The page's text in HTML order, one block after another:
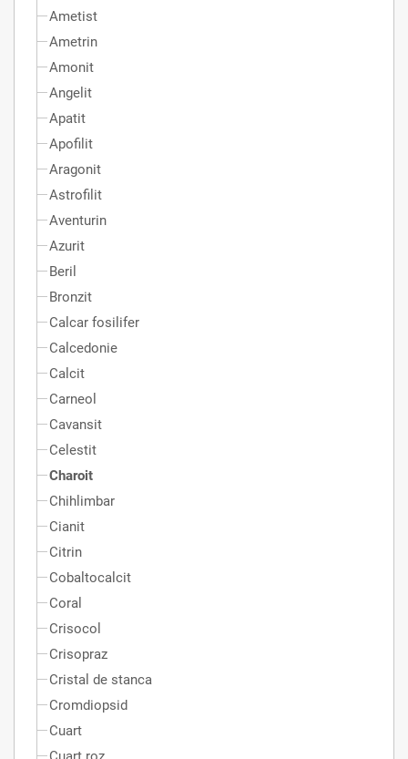
Ametist
Ametrin
Amonit
Angelit
Apatit
Apofilit
Aragonit
Astrofilit
Aventurin
Azurit
Beril
Bronzit
Calcar fosilifer
Calcedonie
Calcit
Carneol
Cavansit
Celestit
Charoit
Chihlimbar
Cianit
Citrin
Cobaltocalcit
Coral
Crisocol
Crisopraz
Cristal de stanca
Cromdiopsid
Cuart